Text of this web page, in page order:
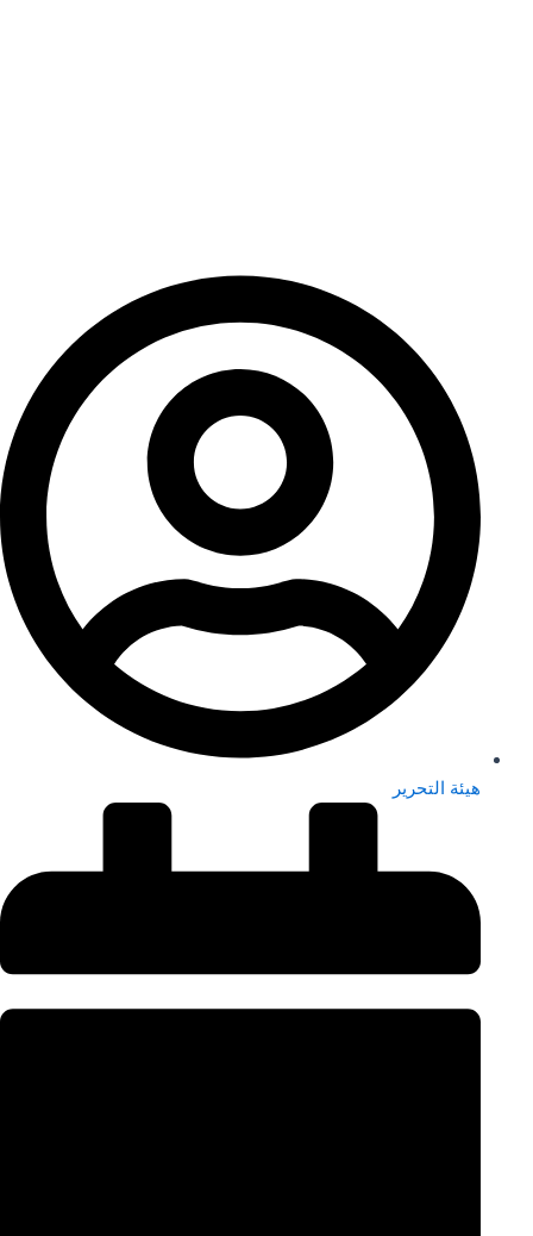
هيئة التحرير